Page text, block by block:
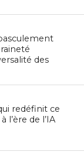
des
redéfinit ce
l’ère de l’IA